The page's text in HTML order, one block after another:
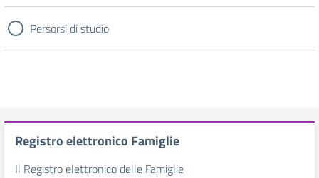
Persorsi di studio
Registro elettronico Famiglie
Il Registro elettronico delle Famiglie